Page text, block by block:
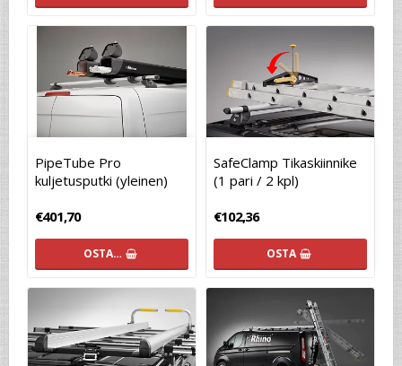
PipeTube Pro
kuljetusputki (yleinen)
€401,70
OSTA…
SafeClamp Tikaskiinnike
(1 pari / 2 kpl)
€102,36
OSTA